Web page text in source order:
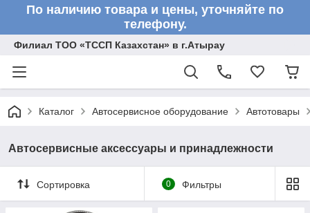
По наличию товара и цены, уточняйте по
телефону.
Филиал ТОО «ТССП Казахстан» в г.Атырау
Каталог Автосервисное оборудование Автотовары
Автосервисные аксессуары и принадлежности
Сортировка 0 Фильтры